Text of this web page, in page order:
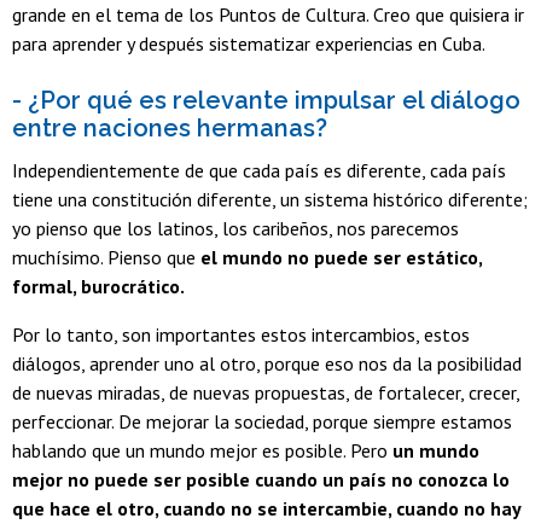
grande en el tema de los Puntos de Cultura. Creo que quisiera ir
para aprender y después sistematizar experiencias en Cuba.
- ¿Por qué es relevante impulsar el diálogo
entre naciones hermanas?
Independientemente de que cada país es diferente, cada país
tiene una constitución diferente, un sistema histórico diferente;
yo pienso que los latinos, los caribeños, nos parecemos
muchísimo. Pienso que el mundo no puede ser estático,
formal, burocrático.
Por lo tanto, son importantes estos intercambios, estos
diálogos, aprender uno al otro, porque eso nos da la posibilidad
de nuevas miradas, de nuevas propuestas, de fortalecer, crecer,
perfeccionar. De mejorar la sociedad, porque siempre estamos
hablando que un mundo mejor es posible. Pero un mundo
mejor no puede ser posible cuando un país no conozca lo
que hace el otro, cuando no se intercambie, cuando no hay